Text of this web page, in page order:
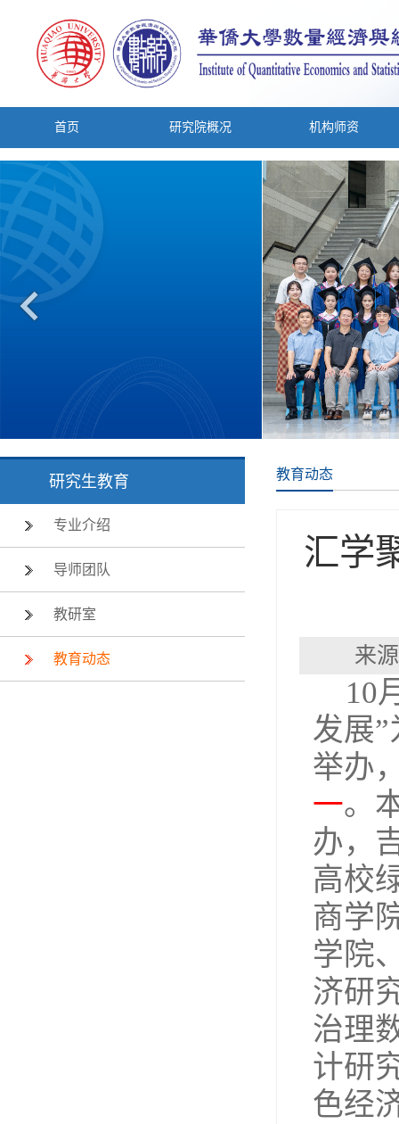
首页 研究院概况 机构师资
研究生教育
专业介绍
导师团队
教研室
教育动态
教育动态
汇学
来
10
发展
举办
一。
办，
高校
商学
学院
济研
治理
计研
色经